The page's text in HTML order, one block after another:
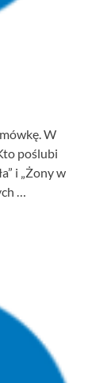
W
poślubi
i „Żony w
…